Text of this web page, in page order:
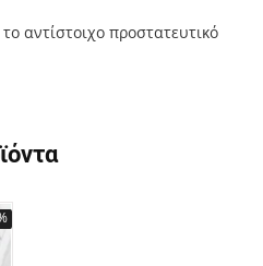
αντίστοιχο προστατευτικό